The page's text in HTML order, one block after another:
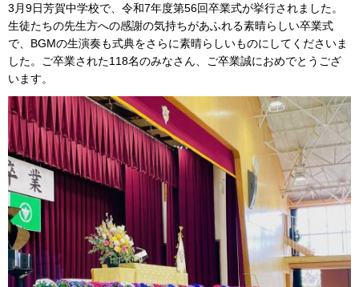
3月9日芳賀中学校で、令和7年度第56回卒業式が挙行されました。
生徒たちの先生方への感謝の気持ちがあふれる素晴らしい卒業式
で、BGMの生演奏も式典をさらに素晴らしいものにしてくださいま
した。ご卒業された118名のみなさん、ご卒業誠におめでとうござ
います。